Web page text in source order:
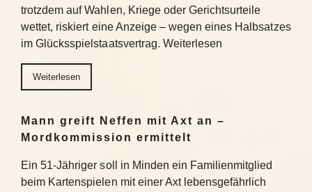
trotzdem auf Wahlen, Kriege oder Gerichtsurteile
wettet, riskiert eine Anzeige – wegen eines Halbsatzes
im Glücksspielstaatsvertrag. Weiterlesen
Weiterlesen
Mann greift Neffen mit Axt an –
Mordkommission ermittelt
Ein 51-Jähriger soll in Minden ein Familienmitglied
beim Kartenspielen mit einer Axt lebensgefährlich